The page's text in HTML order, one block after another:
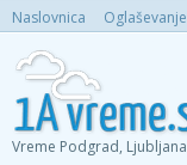
Naslovnica Oglaševanje
Vreme Podgrad, Ljubljana